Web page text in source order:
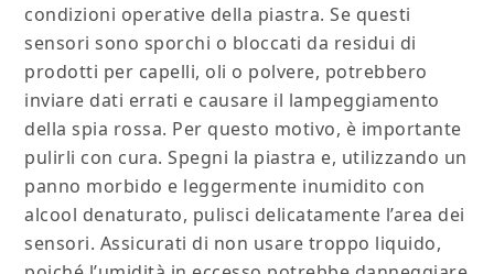
condizioni operative della piastra. Se questi
sensori sono sporchi o bloccati da residui di
prodotti per capelli, oli o polvere, potrebbero
inviare dati errati e causare il lampeggiamento
della spia rossa. Per questo motivo, è importante
pulirli con cura. Spegni la piastra e, utilizzando un
panno morbido e leggermente inumidito con
alcool denaturato, pulisci delicatamente l’area dei
sensori. Assicurati di non usare troppo liquido,